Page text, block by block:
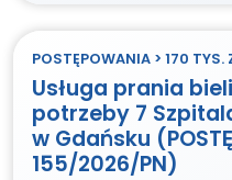
POSTĘPOWANIA > 170 TYS.
Usługa prania
potrzeby 7
w Gdańsku
155/2026/PN)